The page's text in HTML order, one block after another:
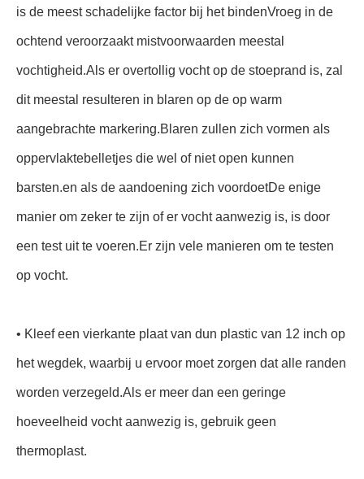
is de meest schadelijke factor bij het bindenVroeg in de
ochtend veroorzaakt mistvoorwaarden meestal
vochtigheid.Als er overtollig vocht op de stoeprand is, zal
dit meestal resulteren in blaren op de op warm
aangebrachte markering.Blaren zullen zich vormen als
oppervlaktebelletjes die wel of niet open kunnen
barsten.en als de aandoening zich voordoetDe enige
manier om zeker te zijn of er vocht aanwezig is, is door
een test uit te voeren.Er zijn vele manieren om te testen
op vocht.
• Kleef een vierkante plaat van dun plastic van 12 inch op
het wegdek, waarbij u ervoor moet zorgen dat alle randen
worden verzegeld.Als er meer dan een geringe
hoeveelheid vocht aanwezig is, gebruik geen
thermoplast.